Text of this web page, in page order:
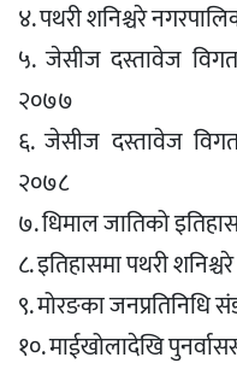
४. पथरी शनिश्चरे
५. जेसीज दस्तावेज
२०७७
६. जेसीज दस्तावेज
२०७८
७. धिमाल जातिको
८. इतिहासमा पथरी
९. मोरङका जनप्रतिनिधि
१०. माईखोलादेखि